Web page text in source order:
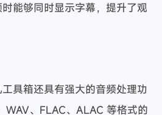
能够同时显示字幕，提升了观
具箱还具有强大的音频处理功
WAV、FLAC、ALAC 等格式的